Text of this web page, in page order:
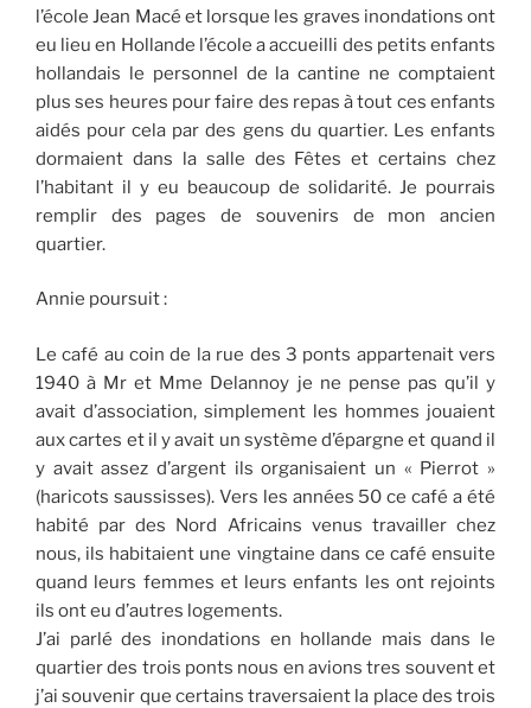
l’école Jean Macé et lorsque les graves inondations ont
eu lieu en Hollande l’école a accueilli des petits enfants
hollandais le personnel de la cantine ne comptaient
plus ses heures pour faire des repas à tout ces enfants
aidés pour cela par des gens du quartier. Les enfants
dormaient dans la salle des Fêtes et certains chez
l’habitant il y eu beaucoup de solidarité. Je pourrais
remplir des pages de souvenirs de mon ancien
quartier.
Annie poursuit :
Le café au coin de la rue des 3 ponts appartenait vers
1940 à Mr et Mme Delannoy je ne pense pas qu’il y
avait d’association, simplement les hommes jouaient
aux cartes et il y avait un système d’épargne et quand il
y avait assez d’argent ils organisaient un « Pierrot »
(haricots saussisses). Vers les années 50 ce café a été
habité par des Nord Africains venus travailler chez
nous, ils habitaient une vingtaine dans ce café ensuite
quand leurs femmes et leurs enfants les ont rejoints
ils ont eu d’autres logements.
J’ai parlé des inondations en hollande mais dans le
quartier des trois ponts nous en avions tres souvent et
j’ai souvenir que certains traversaient la place des trois